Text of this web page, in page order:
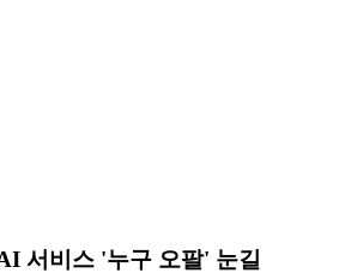
서비스 '누구 오팔' 눈길